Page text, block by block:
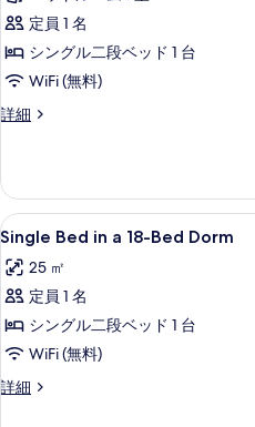
の
写
真
を
す
る
guests)
の
詳
細
16-
Bed
Dorm
の
て
の
写
真
を
表
示
す
定員 1 名
シングル二段ベッド 1 台
WiFi (無料)
詳細
Single
16-
Bed
Dorm
詳
細
Single
Bed
in
a
18-
Bed
Dorm
6
Single Bed in a 18-Bed Dorm
25 ㎡
定員 1 名
シングル二段ベッド 1 台
WiFi (無料)
詳細
Single